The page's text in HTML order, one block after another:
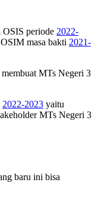
OSIS periode 2022-
masa bakti 2021-
MTs Negeri 3
2022-2023 yaitu
MTs Negeri 3
baru ini bisa